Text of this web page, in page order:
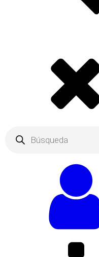
search